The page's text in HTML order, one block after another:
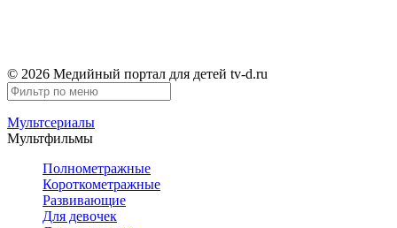
© 2026 Медийный портал для детей tv-d.ru
Мультсериалы
Мультфильмы
Полнометражные
Короткометражные
Развивающие
Для девочек